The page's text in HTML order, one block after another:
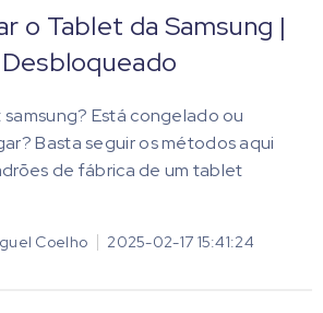
o Tablet da Samsung |
Está congelado ou
Basta seguir os métodos aqui
de fábrica de um tablet
Coelho 2025-02-17 15:41:24